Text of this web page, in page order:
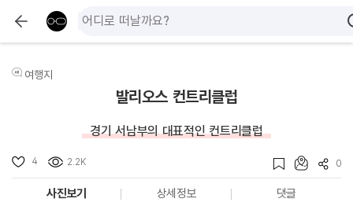
여행지
발리오스 컨트리클럽
경기 서남부의 대표적인 컨트리클럽
4 2.2K 0
사진보기 상세정보 댓글